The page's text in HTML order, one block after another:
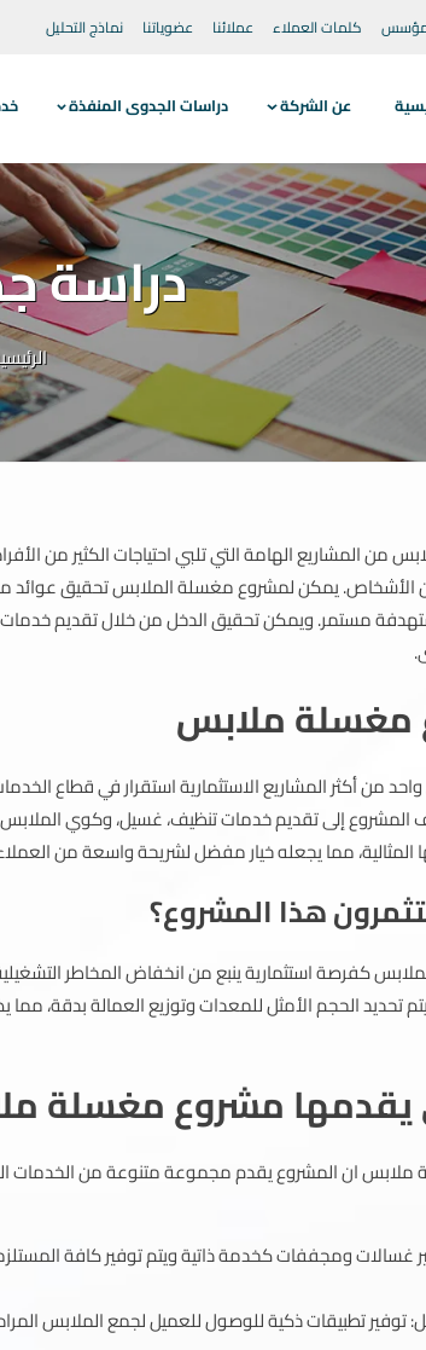
كلمات العملاء عملائنا عضوياتنا نماذج التحليل
عن الشركة دراسات الجدوى المنفذة
دراسة
المشاريع الهامة التي تلبي احتياجات الكثير من
الأشخاص.يمكن لمشروع مغسلة الملابس تحقيق عوائد
مستمر. ويمكن تحقيق الدخل من خلال تقديم خدمات
ملابس
من أكثر المشاريع الاستثمارية استقرار في قطاع
المشروع إلى تقديم خدمات تنظيف، غسيل، وكوي
مما يجعله خيار مفضل لشريحة واسعة من
هذا المشروع؟
كفرصة استثمارية ينبع من انخفاض المخاطر
تحديد الحجم الأمثل للمعدات وتوزيع العمالة بدقة،
يقدمها مشروع مغسلة
ان المشروع يقدم مجموعة متنوعة من الخدمات
غسالات ومجففات كخدمة ذاتية ويتم توفير كافة
توفير تطبيقات ذكية للوصول للعميل لجمع الملابس